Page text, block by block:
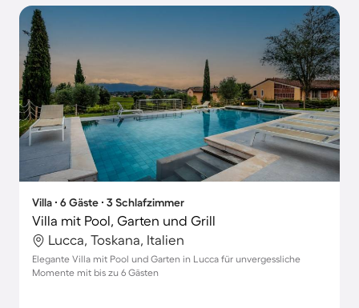
Villa ∙ 6 Gäste ∙ 3 Schlafzimmer
Villa mit Pool, Garten und Grill
Lucca, Toskana, Italien
Elegante Villa mit Pool und Garten in Lucca für unvergessliche
Momente mit bis zu 6 Gästen